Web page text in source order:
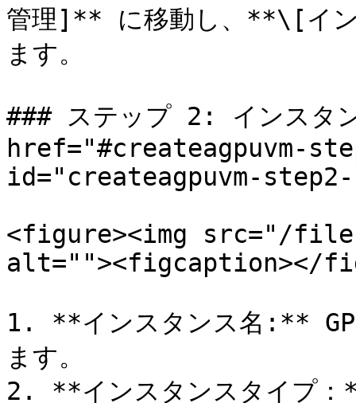
管理]** に移動し、**\[イ
ます。
### ステップ 2: インスタ
href="#createagpuvm-
id="createagpuvm-
<figure><img src="/files/
alt=""><figcaption></
1. **インスタンス名:**
ます。
2. **インスタンスタイプ：